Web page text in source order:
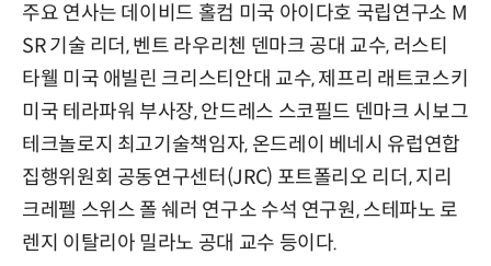
주요 연사는 데이비드 홀컴 미국 아이다호 국립연구소 M
SR 기술 리더, 벤트 라우리첸 덴마크 공대 교수, 러스티
타웰 미국 애빌린 크리스티안대 교수, 제프리 래트코스키
미국 테라파워 부사장, 안드레스 스코필드 덴마크 시보그
테크놀로지 최고기술책임자, 온드레이 베네시 유럽연합
집행위원회 공동연구센터(JRC) 포트폴리오 리더, 지리
크레펠 스위스 폴 쉐러 연구소 수석 연구원, 스테파노 로
렌지 이탈리아 밀라노 공대 교수 등이다.